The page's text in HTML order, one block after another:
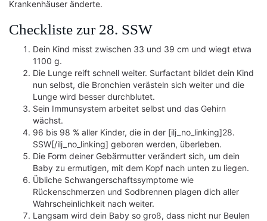
Krankenhäuser änderte.
Checkliste zur 28. SSW
Dein Kind misst zwischen 33 und 39 cm und wiegt etwa
1100 g.
Die Lunge reift schnell weiter. Surfactant bildet dein Kind
nun selbst, die Bronchien verästeln sich weiter und die
Lunge wird besser durchblutet.
Sein Immunsystem arbeitet selbst und das Gehirn
wächst.
96 bis 98 % aller Kinder, die in der [ilj_no_linking]28.
SSW[/ilj_no_linking] geboren werden, überleben.
Die Form deiner Gebärmutter verändert sich, um dein
Baby zu ermutigen, mit dem Kopf nach unten zu liegen.
Übliche Schwangerschaftssymptome wie
Rückenschmerzen und Sodbrennen plagen dich aller
Wahrscheinlichkeit nach weiter.
Langsam wird dein Baby so groß, dass nicht nur Beulen